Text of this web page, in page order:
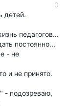
0
детей.
педагогов...
постоянно...
- не
и не принято.
- подозреваю,